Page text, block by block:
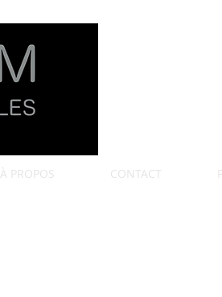
À PROPOS CONTACT